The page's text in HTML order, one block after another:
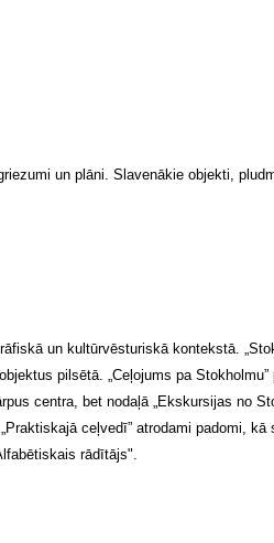
un plāni. Slavenākie objekti,
un kultūrvēsturiskā kontekstā.
pilsētā. „Ceļojums pa
centra, bet nodaļā „Ekskursijas no
ceļvedī” atrodami padomi,
rādītājs".